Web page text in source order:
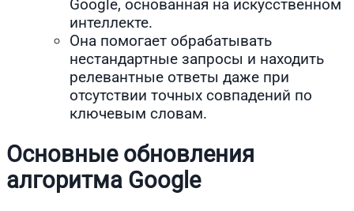
Google, основанная на искусственном
интеллекте.
Она помогает обрабатывать
нестандартные запросы и находить
релевантные ответы даже при
отсутствии точных совпадений по
ключевым словам.
Основные обновления
алгоритма Google